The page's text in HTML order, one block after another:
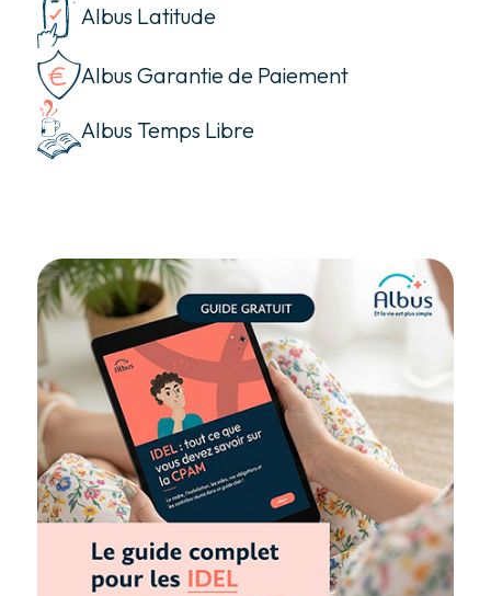
Albus Latitude
Albus Garantie de Paiement
Albus Temps Libre